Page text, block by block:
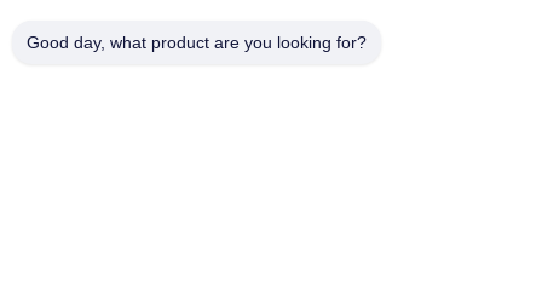
008613580404923
Good day, what product are you looking for?